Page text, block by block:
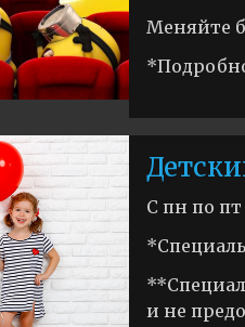
Меняйте
С пн по пт
и не